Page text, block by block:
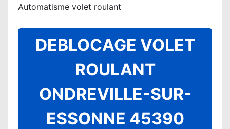
Automatisme volet roulant
DEBLOCAGE VOLET
ROULANT
ONDREVILLE-SUR-
ESSONNE 45390